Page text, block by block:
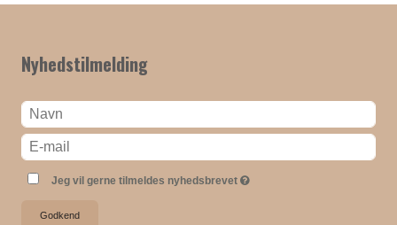
Nyhedstilmelding
Jeg vil gerne tilmeldes nyhedsbrevet
Godkend